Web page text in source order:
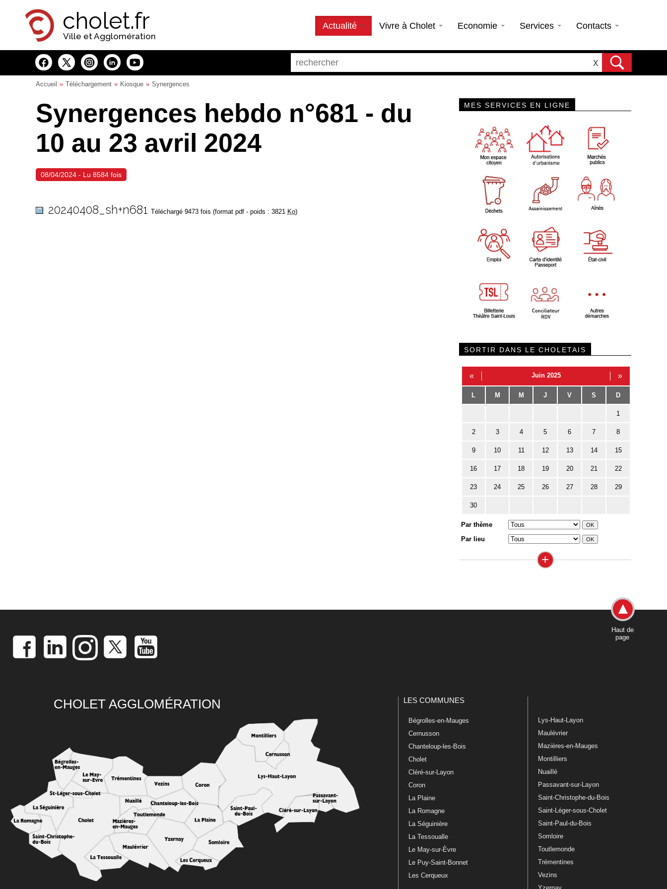
cholet.fr
Ville et Agglomération
Actualité Vivre à Cholet Economie Services Contacts
X
Accueil Téléchargement Kiosque Synergences
Synergences hebdo n°681 - du
10 au 23 avril 2024
08/04/2024 - Lu 8584 fois
20240408_sh+n681 Téléchargé 9473 fois (format pdf - poids : 3821 Ko)
MES SERVICES EN LIGNE
SORTIR DANS LE CHOLETAIS
« Juin 2025 »
L M M J V S D
1
2 3 4 5 6 7 8
9 10 11 12 13 14 15
16 17 18 19 20 21 22
23 24 25 26 27 28 29
30
Par thème
Par lieu
+
Haut de
page
CHOLET AGGLOMÉRATION LES COMMUNES
Bégrolles-en-Mauges
Cernusson
Chanteloup-les-Bois
Cholet
Cléré-sur-Layon
Coron
La Plaine
La Romagne
La Séguinière
La Tessoualle
Le May-sur-Èvre
Le Puy-Saint-Bonnet
Les Cerqueux
Lys-Haut-Layon
Maulévrier
Mazières-en-Mauges
Montilliers
Nuaillé
Passavant-sur-Layon
Saint-Christophe-du-Bois
Saint-Léger-sous-Cholet
Saint-Paul-du-Bois
Somloire
Toutlemonde
Trémentines
Vezins